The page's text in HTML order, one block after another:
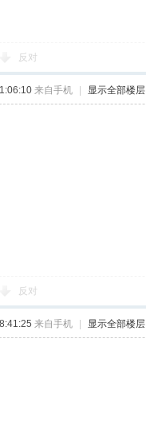
反对
来自手机 显示全部楼层
反对
来自手机 显示全部楼层